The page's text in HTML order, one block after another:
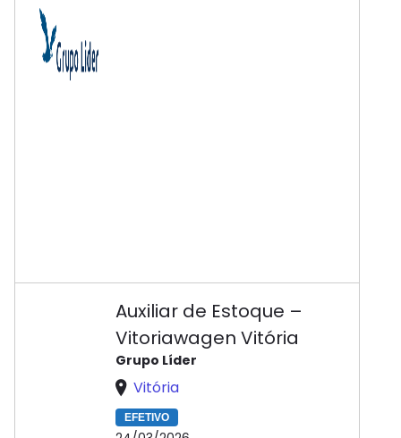
Auxiliar de Estoque –
Vitoriawagen Vitória
Grupo Líder
Vitória
EFETIVO